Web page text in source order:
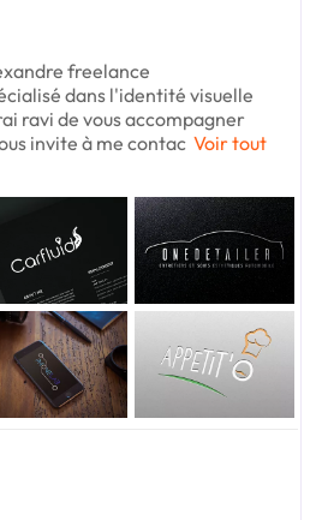
freelance
dans l'identité visuelle
ravi de vous accompagner
invite à me contac Voir tout